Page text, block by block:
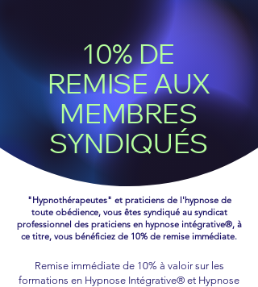
10% DE
REMISE AUX
MEMBRES
SYNDIQUÉS
"Hypnothérapeutes" et praticiens de l'hypnose de
toute obédience, vous êtes syndiqué au syndicat
professionnel des praticiens en hypnose intégrative®, à
ce titre, vous bénéficiez de 10% de remise immédiate.
Remise immédiate de 10% à valoir sur les
formations en Hypnose Intégrative® et Hypnose